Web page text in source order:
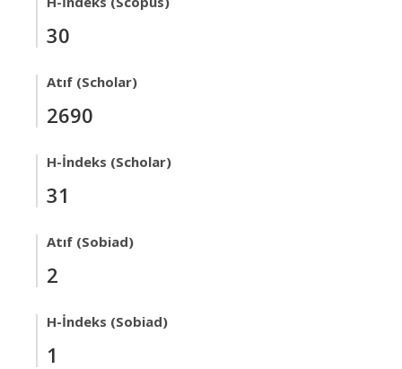
30
Atıf (Scholar)
2690
H-İndeks (Scholar)
31
Atıf (Sobiad)
2
H-İndeks (Sobiad)
1